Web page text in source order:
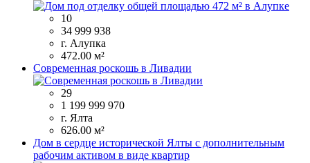
10
34 999 938
г. Алупка
472.00 м²
Современная роскошь в Ливадии
29
1 199 999 970
г. Ялта
626.00 м²
Дом в сердце исторической Ялты с дополнительным
рабочим активом в виде квартир